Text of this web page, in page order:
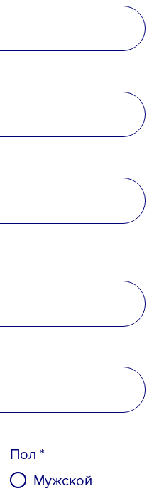
кадрового
Пол *
Мужской